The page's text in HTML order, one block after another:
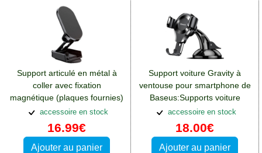
Support articulé en métal à
coller avec fixation
magnétique (plaques fournies)
accessoire en stock
16.99€
Ajouter au panier
Support voiture Gravity à
ventouse pour smartphone de
Baseus:Supports voiture
Crosscall Spider X4
accessoire en stock
18.00€
Ajouter au panier